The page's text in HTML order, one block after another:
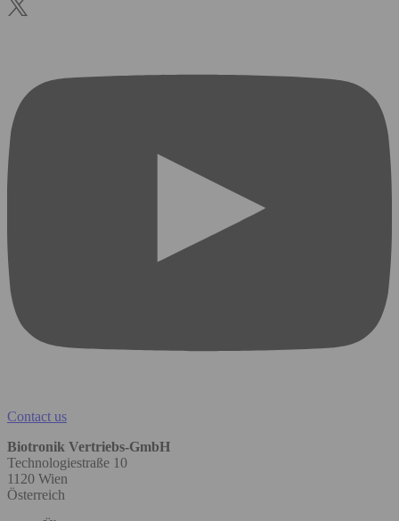
Contact us
Biotronik Vertriebs-GmbH
Technologiestraße 10
1120 Wien
Österreich